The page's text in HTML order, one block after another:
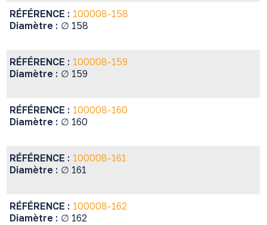
RÉFÉRENCE : 100008-158
Diamètre : ∅ 158
RÉFÉRENCE : 100008-159
Diamètre : ∅ 159
RÉFÉRENCE : 100008-160
Diamètre : ∅ 160
RÉFÉRENCE : 100008-161
Diamètre : ∅ 161
RÉFÉRENCE : 100008-162
Diamètre : ∅ 162